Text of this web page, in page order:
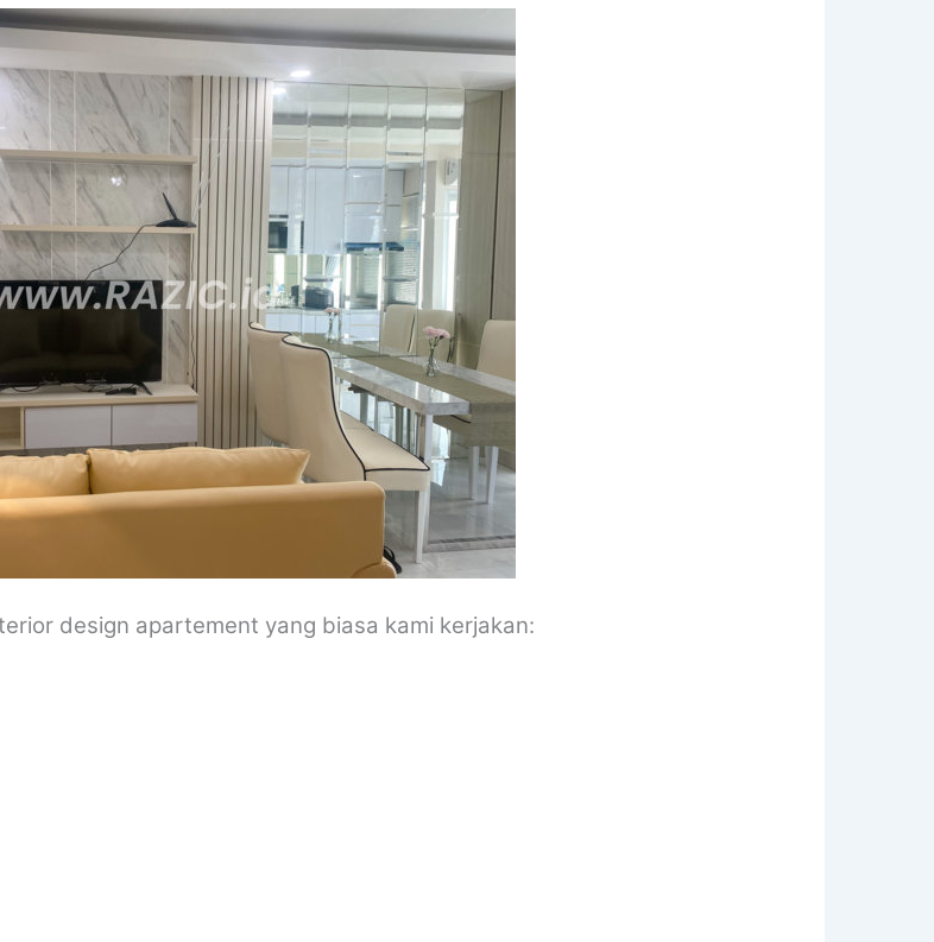
design apartement yang biasa kami kerjakan: